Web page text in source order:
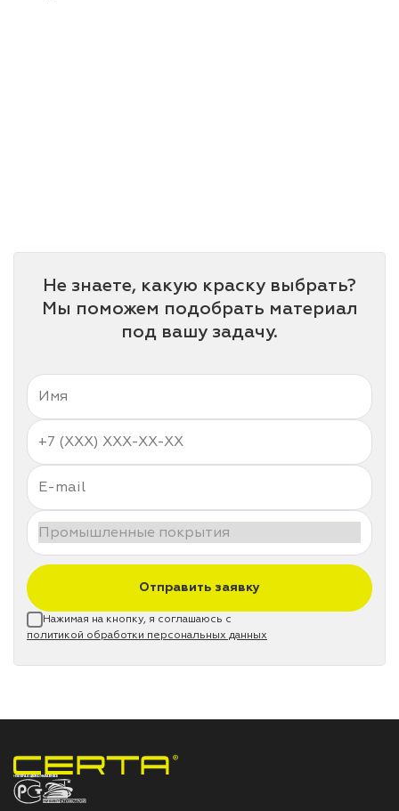
Не знаете, какую краску выбрать?
Мы поможем подобрать материал
под вашу задачу.
Отправить заявку
Нажимая на кнопку, я соглашаюсь с
политикой обработки персональных данных
НПП «СПЕКТР» ЗАВОД ЛАКОКРАСОЧНЫХ МАТЕРИАЛОВ